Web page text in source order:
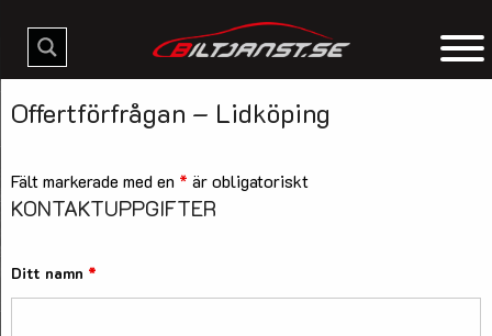
Offertförfrågan – Lidköping
Fält markerade med en * är obligatoriskt
KONTAKTUPPGIFTER
Ditt namn *